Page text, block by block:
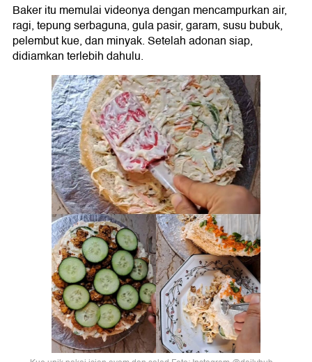
Baker itu memulai videonya dengan mencampurkan air,
ragi, tepung serbaguna, gula pasir, garam, susu bubuk,
pelembut kue, dan minyak. Setelah adonan siap,
didiamkan terlebih dahulu.